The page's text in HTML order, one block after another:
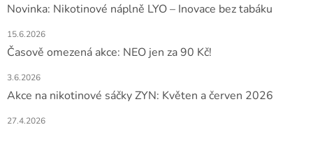
Novinka: Nikotinové náplně LYO – Inovace bez tabáku
15.6.2026
Časově omezená akce: NEO jen za 90 Kč!
3.6.2026
Akce na nikotinové sáčky ZYN: Květen a červen 2026
27.4.2026